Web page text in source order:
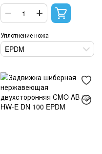
Уплотнение ножа
EPDM